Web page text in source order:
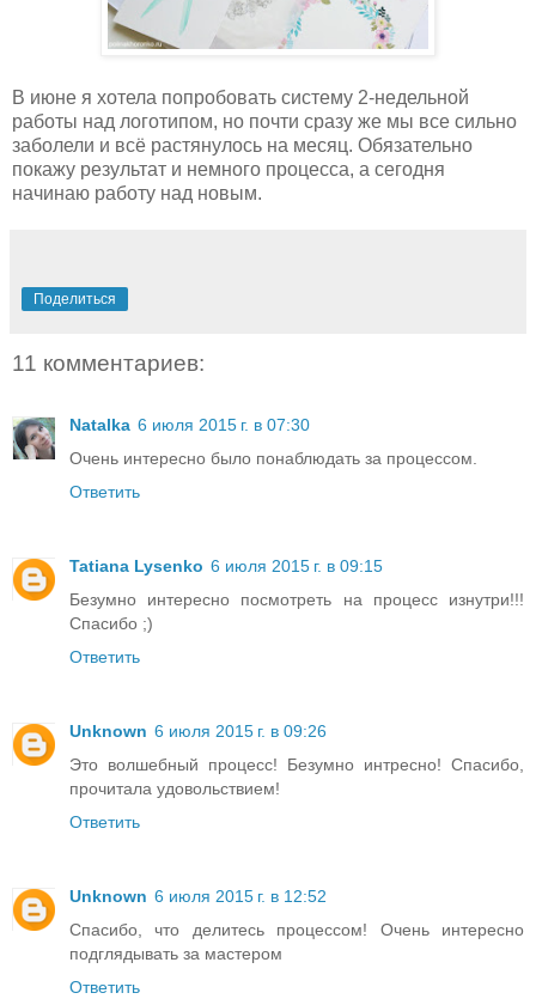
В июне я хотела попробовать систему 2-недельной
работы над логотипом, но почти сразу же мы все сильно
заболели и всё растянулось на месяц. Обязательно
покажу результат и немного процесса, а сегодня
начинаю работу над новым.
Поделиться
11 комментариев:
Natalka 6 июля 2015 г. в 07:30
Очень интересно было понаблюдать за процессом.
Ответить
Tatiana Lysenko 6 июля 2015 г. в 09:15
Безумно интересно посмотреть на процесс изнутри!!!
Спасибо ;)
Ответить
Unknown 6 июля 2015 г. в 09:26
Это волшебный процесс! Безумно интресно! Спасибо,
прочитала удовольствием!
Ответить
Unknown 6 июля 2015 г. в 12:52
Спасибо, что делитесь процессом! Очень интересно
подглядывать за мастером
Ответить